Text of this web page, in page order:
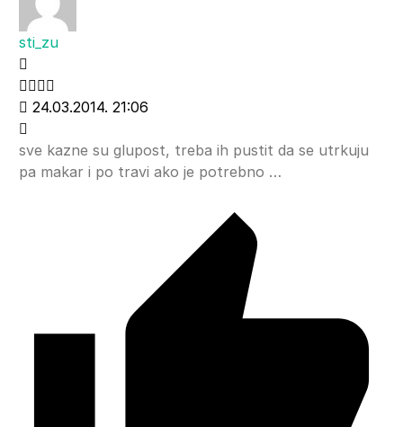
sti_zu
24.03.2014. 21:06
sve kazne su glupost, treba ih pustit da se utrkuju
pa makar i po travi ako je potrebno …